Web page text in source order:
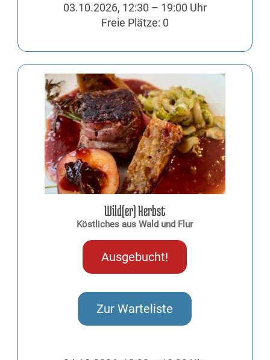
03.10.2026, 12:30 – 19:00 Uhr
Freie Plätze: 0
Wild(er) Herbst
Köstliches aus Wald und Flur
Ausgebucht!
Zur Warteliste